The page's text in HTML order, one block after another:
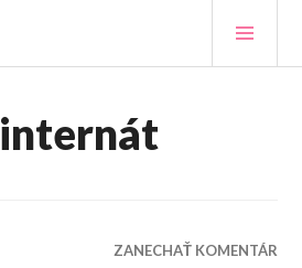
internát
ZANECHAŤ KOMENTÁR